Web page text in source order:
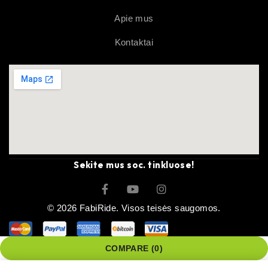
Apie mus
Kontaktai
Sekite mus soc. tinkluose!
© 2026 FabiRide. Visos teisės saugomos.
COMPARE (0)